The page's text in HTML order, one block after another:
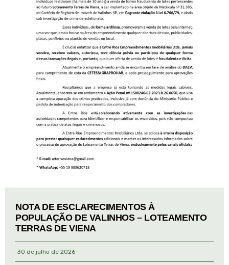
NOTA DE ESCLARECIMENTOS À
POPULAÇÃO DE VALINHOS – LOTEAMENTO
TERRAS DE VIENA
30 de julho de 2026